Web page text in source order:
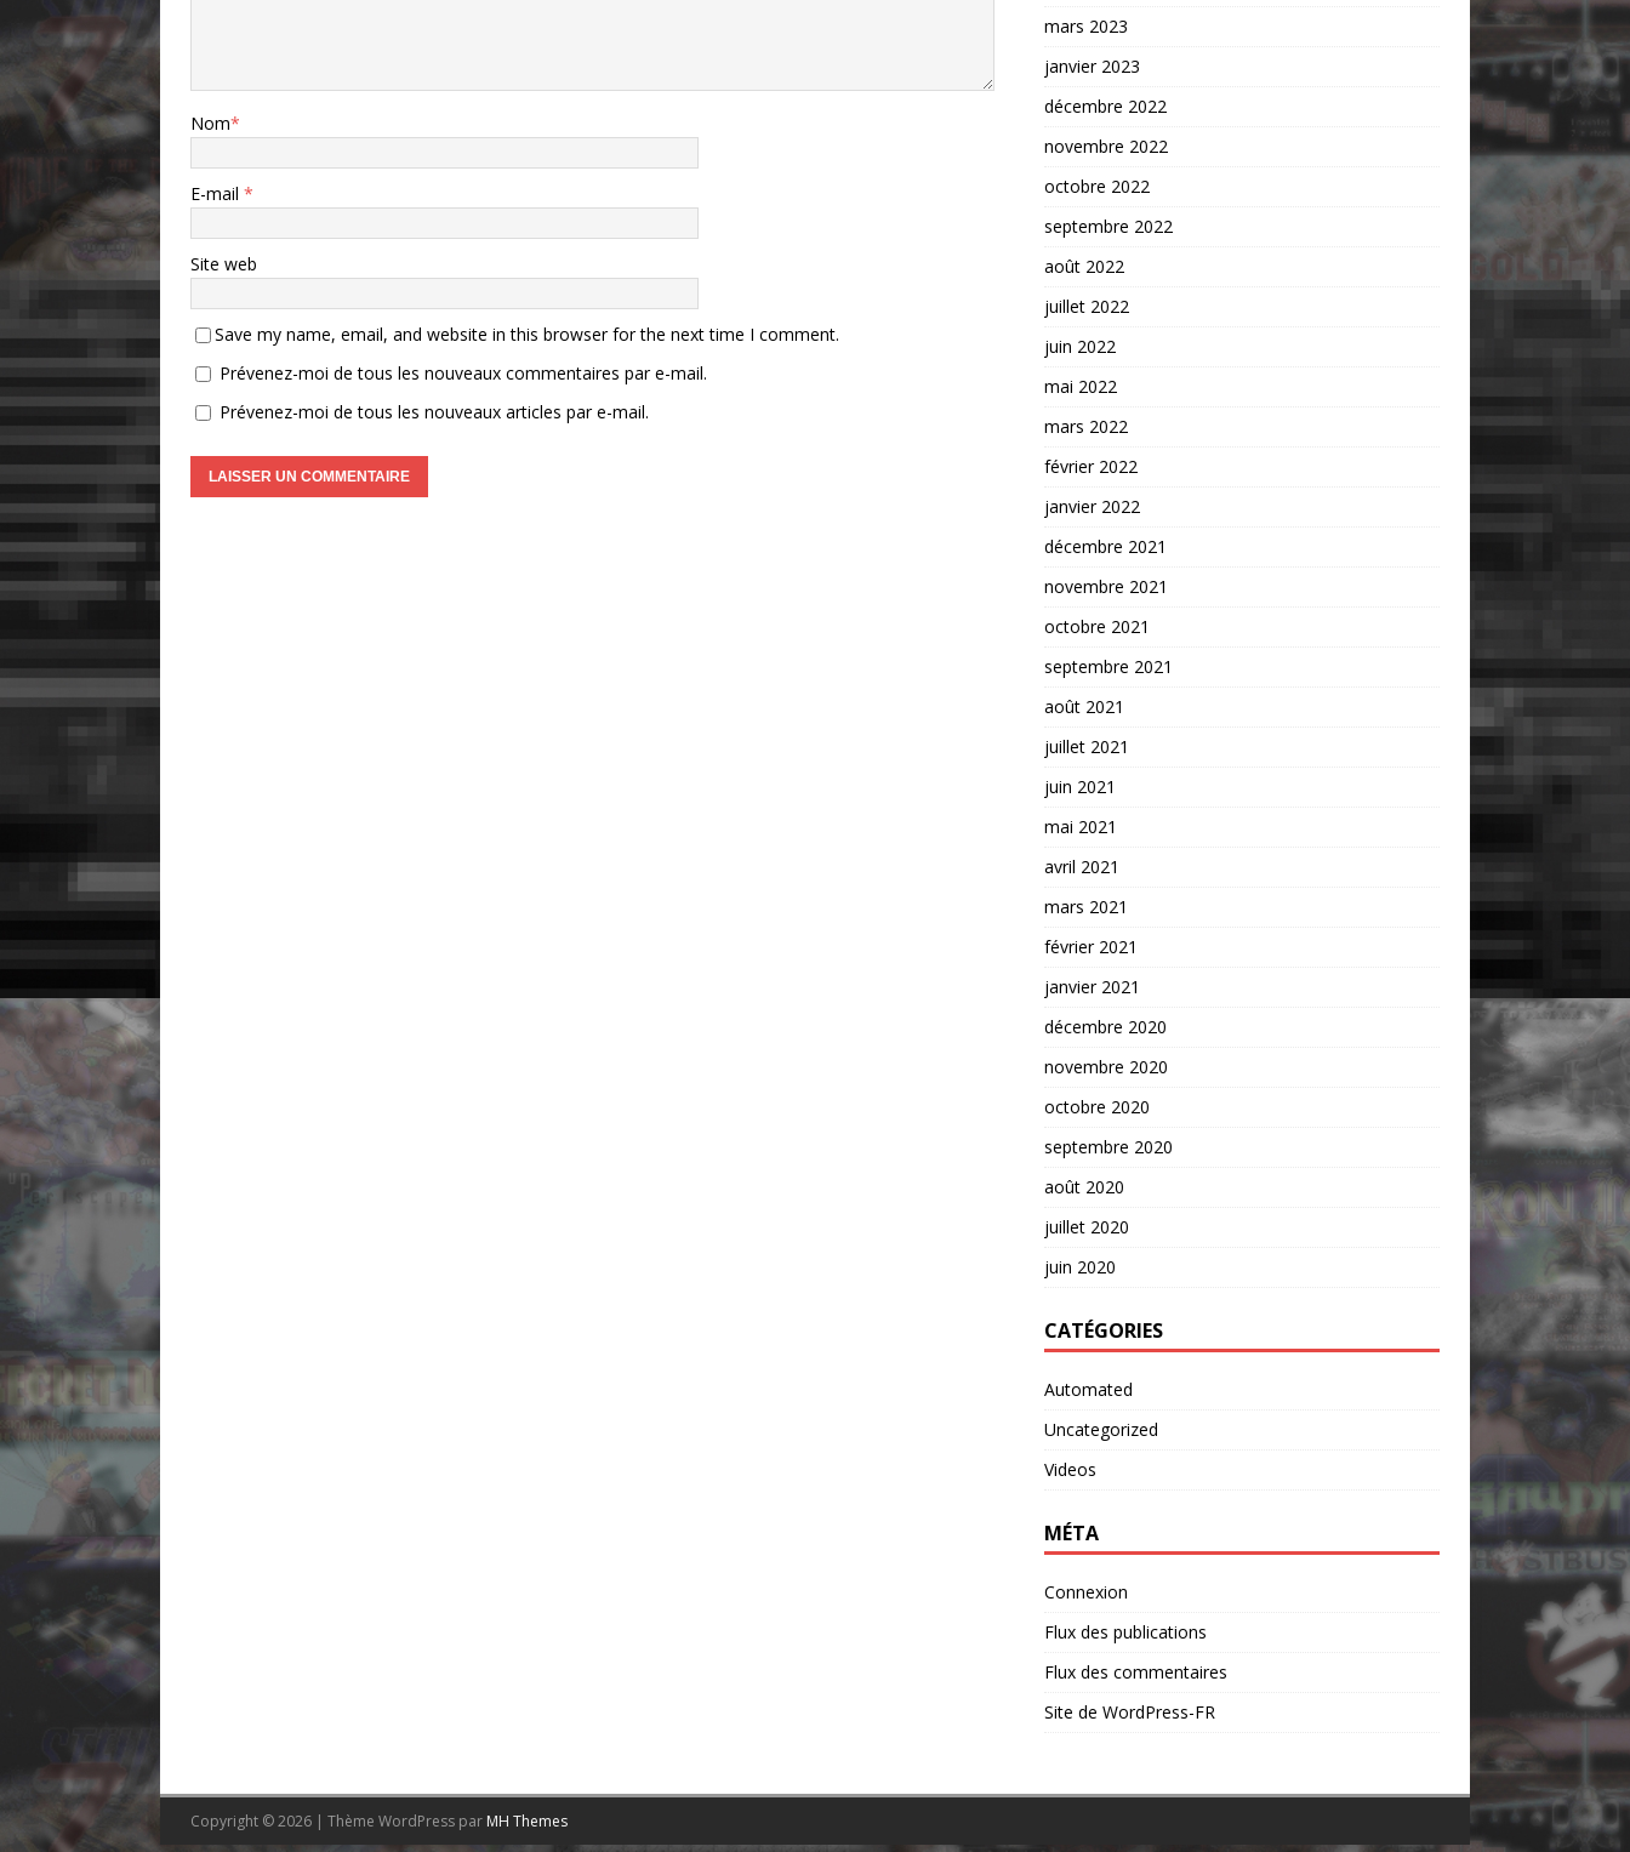
Nom*
E-mail *
Site web
Save my name, email, and website in this browser for the next time I comment.
Prévenez-moi de tous les nouveaux commentaires par e-mail.
Prévenez-moi de tous les nouveaux articles par e-mail.
mars 2023
janvier 2023
décembre 2022
novembre 2022
octobre 2022
septembre 2022
août 2022
juillet 2022
juin 2022
mai 2022
mars 2022
février 2022
janvier 2022
décembre 2021
novembre 2021
octobre 2021
septembre 2021
août 2021
juillet 2021
juin 2021
mai 2021
avril 2021
mars 2021
février 2021
janvier 2021
décembre 2020
novembre 2020
octobre 2020
septembre 2020
août 2020
juillet 2020
juin 2020
CATÉGORIES
Automated
Uncategorized
Videos
MÉTA
Connexion
Flux des publications
Flux des commentaires
Site de WordPress-FR
Copyright © 2026 | Thème WordPress par MH Themes